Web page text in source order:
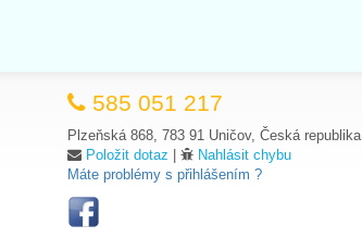
585 051 217
Plzeňská 868, 783 91 Uničov, Česká republika
Položit dotaz |
Nahlásit chybu
Máte problémy s přihlášením ?